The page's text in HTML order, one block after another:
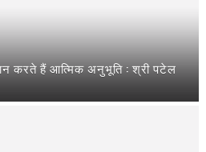
करते हैं आत्मिक अनुभूति : श्री पटेल